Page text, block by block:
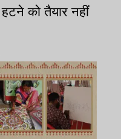
को तैयार नहीं